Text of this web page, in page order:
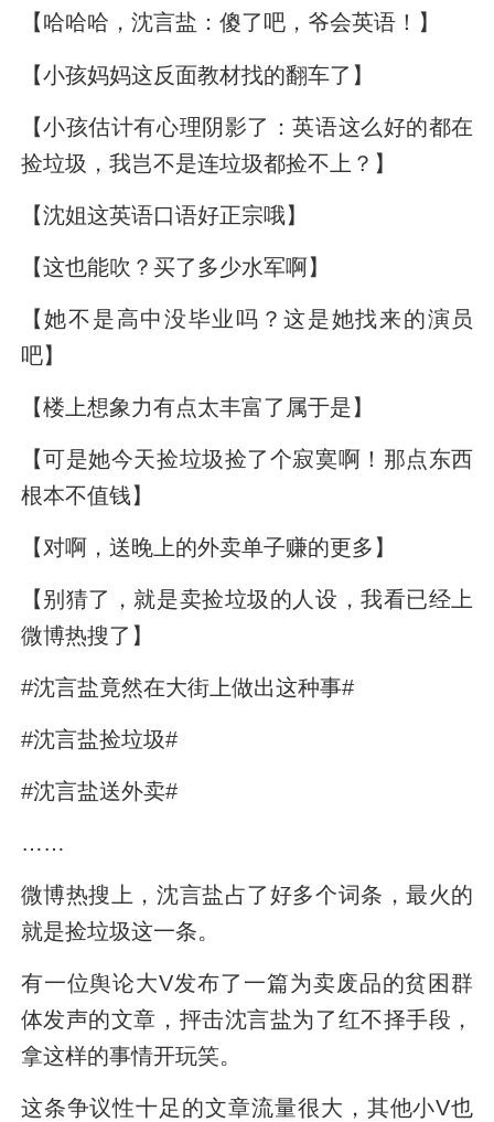
【哈哈哈，沈言盐：傻了吧，爷会英语！】
【小孩妈妈这反面教材找的翻车了】
【小孩估计有心理阴影了：英语这么好的都在
捡垃圾，我岂不是连垃圾都捡不上？】
【沈姐这英语口语好正宗哦】
【这也能吹？买了多少水军啊】
【她不是高中没毕业吗？这是她找来的演员
吧】
【楼上想象力有点太丰富了属于是】
【可是她今天捡垃圾捡了个寂寞啊！那点东西
根本不值钱】
【对啊，送晚上的外卖单子赚的更多】
【别猜了，就是卖捡垃圾的人设，我看已经上
微博热搜了】
#沈言盐竟然在大街上做出这种事#
#沈言盐捡垃圾#
#沈言盐送外卖#
……
微博热搜上，沈言盐占了好多个词条，最火的
就是捡垃圾这一条。
有一位舆论大V发布了一篇为卖废品的贫困群
体发声的文章，抨击沈言盐为了红不择手段，
拿这样的事情开玩笑。
这条争议性十足的文章流量很大，其他小V也